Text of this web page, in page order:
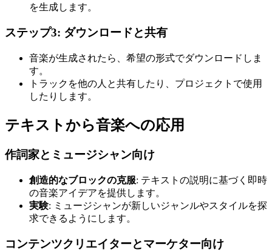
を生成します。
ステップ3: ダウンロードと共有
音楽が生成されたら、希望の形式でダウンロードしま
す。
トラックを他の人と共有したり、プロジェクトで使用
したりします。
テキストから音楽への応用
作詞家とミュージシャン向け
創造的なブロックの克服: テキストの説明に基づく即時
の音楽アイデアを提供します。
実験: ミュージシャンが新しいジャンルやスタイルを探
求できるようにします。
コンテンツクリエイターとマーケター向け